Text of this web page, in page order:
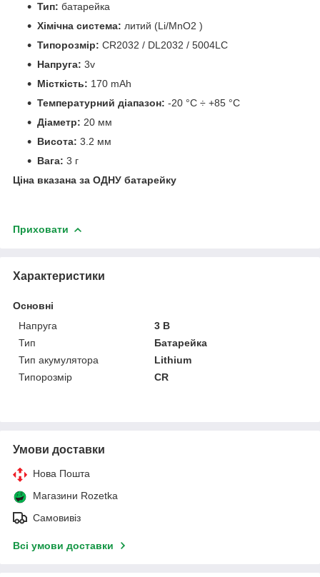
Тип: батарейка
Хімічна система: литий (Li/MnO2 )
Типорозмір: CR2032 / DL2032 / 5004LC
Напруга: 3v
Місткість: 170 mAh
Температурний діапазон: -20 °C ÷ +85 °C
Діаметр: 20 мм
Висота: 3.2 мм
Вага: 3 г
Ціна вказана за ОДНУ батарейку
Приховати
Характеристики
Основні
Напруга
3 В
Тип
Батарейка
Тип акумулятора
Lithium
Типорозмір
CR
Умови доставки
Нова Пошта
Магазини Rozetka
Самовивіз
Всі умови доставки